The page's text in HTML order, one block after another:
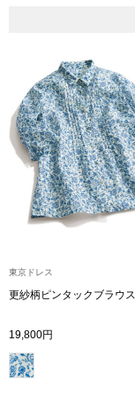
ン雑貨
東京ドレス
更紗柄ピンタックブラウス
19,800円